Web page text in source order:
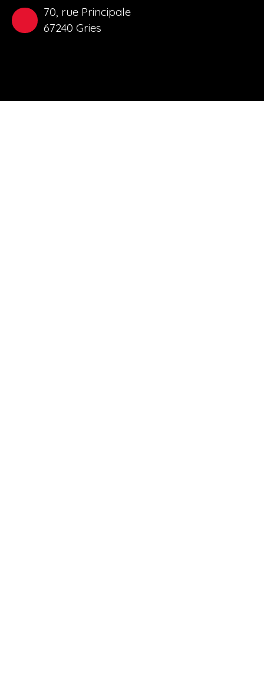
70, rue Principale
67240 Gries